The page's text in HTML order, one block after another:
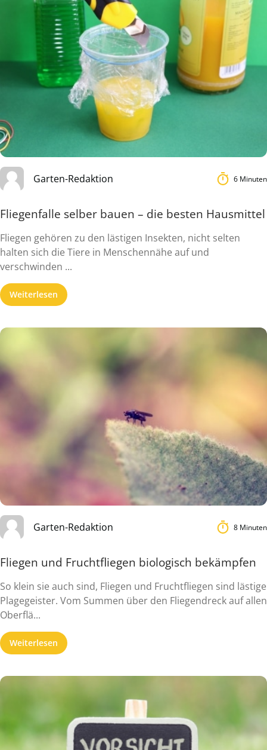
Garten-Redaktion 6 Minuten
Fliegenfalle selber bauen – die besten Hausmittel
Fliegen gehören zu den lästigen Insekten, nicht selten
halten sich die Tiere in Menschennähe auf und
verschwinden ...
Weiterlesen
Garten-Redaktion 8 Minuten
Fliegen und Fruchtfliegen biologisch bekämpfen
So klein sie auch sind, Fliegen und Fruchtfliegen sind lästige
Plagegeister. Vom Summen über den Fliegendreck auf allen
Oberflä...
Weiterlesen